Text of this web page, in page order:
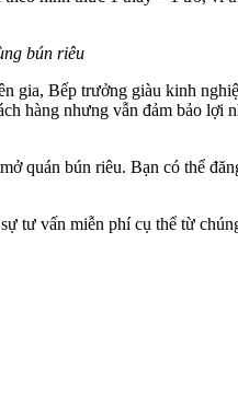
bún riêu
gia, Bếp trưởng giàu kinh
hàng nhưng vẫn đảm bảo lợi
quán bún riêu. Bạn có thể
tư vấn miễn phí cụ thể từ